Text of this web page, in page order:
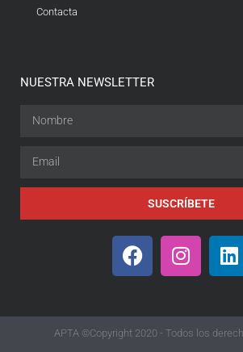
Contacta
NUESTRA NEWSLETTER
SUSCRÍBETE
APTA ©Copyright 2020 - Todos los